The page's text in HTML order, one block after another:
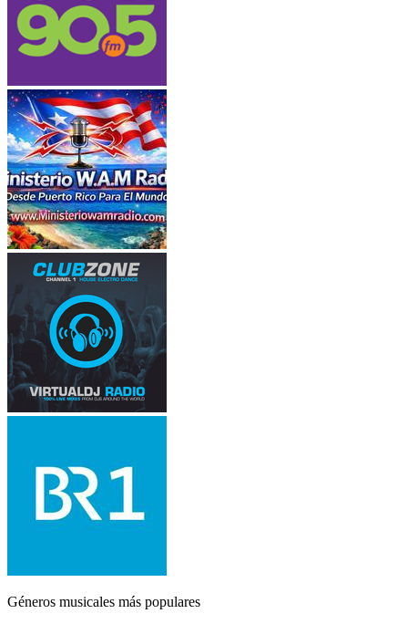
Géneros musicales más populares